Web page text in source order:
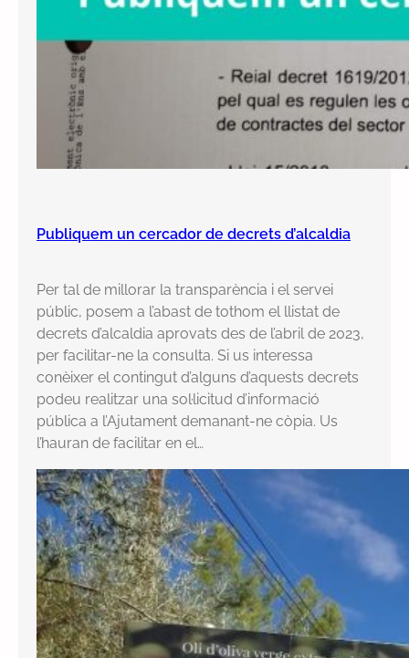
Publiquem un cercador de decrets d’alcaldia
Per tal de millorar la transparència i el servei
públic, posem a l’abast de tothom el llistat de
decrets d’alcaldia aprovats des de l’abril de 2023,
per facilitar-ne la consulta. Si us interessa
conèixer el contingut d’alguns d’aquests decrets
podeu realitzar una sol·licitud d’informació
pública a l’Ajutament demanant-ne còpia. Us
l’hauran de facilitar en el…